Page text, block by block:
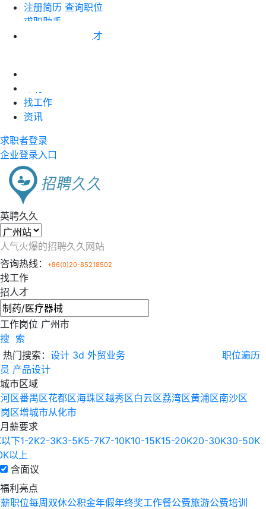
注册简历 查询职位
求职助手
搜索人才
找工作
资讯
求职者登录
企业登录入口
英聘久久
人气火爆的招聘久久网站
咨询热线：
+86(0)20-85218502
找工作
招人才
工作岗位 广州市
搜 索
热门搜索： 设计 3d 外贸业务
员 产品设计
职位遍历
城市区域
区番禺区花都区海珠区越秀区白云区荔湾区黄浦区南沙区
区增城市从化市
月薪要求
以下1-2K2-3K3-5K5-7K7-10K10-15K15-20K20-30K30-50K
以上
含面议
福利亮点
职位每周双休公积金年假年终奖工作餐公费旅游公费培训